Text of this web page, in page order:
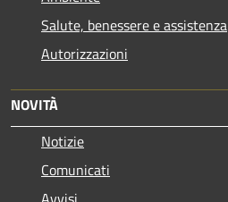
Salute, benessere e assistenza
Autorizzazioni
NOVITÀ
Notizie
Comunicati